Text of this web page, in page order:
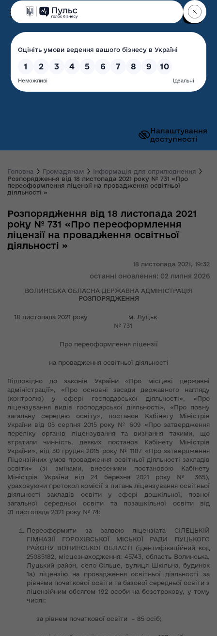
Налаштування
доступності
Волинська обласна
державна адміністрація
Головна Громадянам
Інформація для оприлюднення
Розпорядження від 18 листопада 2021 року № 731 «Про
переоформлення ліцензії на провадження освітньої
діяльності »
18 листопада 2021, 19:32
останні оновлення: 02 липня 2026
Розпорядження від 18 листопада 2021
року № 731 «Про переоформлення
ліцензії на провадження освітньої
діяльності »
ВОЛИНСЬКА ОБЛАСНА ДЕРЖАВНА АДМІНІСТРАЦІЯ
РОЗПОРЯДЖЕННЯ
18 листопада 2021 року м. Луцьк
№ 731
Про переоформлення ліцензії
на провадження освітньої діяльності
Відповідно до законів України «Про місцеві державні
адміністрації», «Про основні засади державного нагляду
(контролю) у сфері господарської діяльності», «Про
ліцензування видів господарської діяльності», «Про повну
загальну середню освіту», постанов Кабінету Міністрів
України від 05 серпня 2015 року № 609 «Про затвердження
переліку органів ліцензування та визнання такими, що
втратили чинність, деяких постанов Кабінету Міністрів
України», від 30 грудня 2015 року № 1187 «Про затвердження
Ліцензійних умов провадження освітньої діяльності закладів
освіти» (зі змінами, внесеними постановою Кабінету
Міністрів України від 24 березня 2021 року № 365),
ураховуючи протокол комісії з питань ліцензування освітньої
діяльності закладів освіти у сфері дошкільної, повної
загальної середньої освіти та позашкільної освіти від
01 листопада 2021 року № 74:
Переоформити за заявою ліцензіата СІЛЕЦЬКІЙ
ГІМНАЗІЇ ГОРОХІВСЬКОЇ МІСЬКОЇ РАДИ ЛУЦЬКОГО
РАЙОНУ ВОЛИНСЬКОЇ ОБЛАСТІ (ідентифікаційний код
25085182, місцезнаходження: 45743, область Волинська,
Луцький район, село Сільце, вулиця Шкільна, будинок
1а) ліцензію на провадження освітньої діяльності за
рівнями початкової освіти та базової середньої освіти з
ліцензійним обсягом 192 особи на безстрокову, у тому
числі:
за рівнем початкової освіти – 85 осіб;